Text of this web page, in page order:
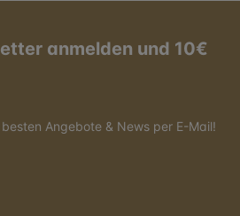
anmelden und 10€
Angebote & News per E-Mail!